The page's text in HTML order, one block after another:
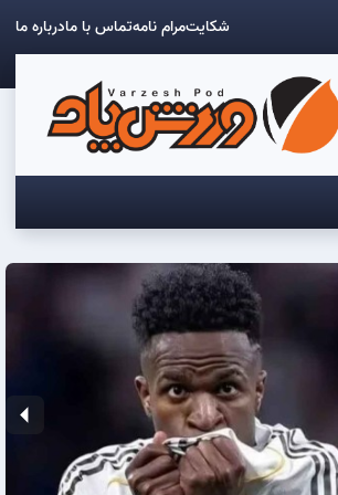
درباره ماتماس با مامرام نامهشکایت
arrow_left